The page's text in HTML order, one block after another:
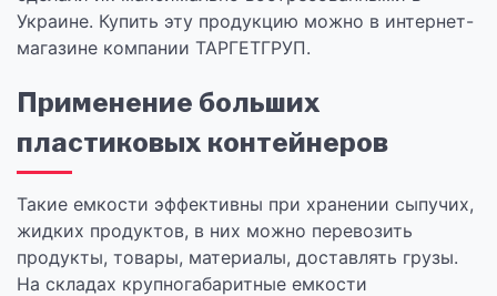
Украине. Купить эту продукцию можно в интернет-
магазине компании ТАРГЕТГРУП.
Применение больших
пластиковых контейнеров
Такие емкости эффективны при хранении сыпучих,
жидких продуктов, в них можно перевозить
продукты, товары, материалы, доставлять грузы.
На складах крупногабаритные емкости